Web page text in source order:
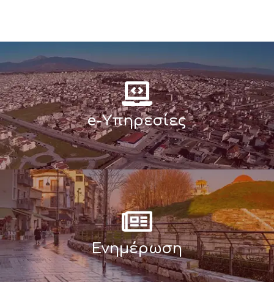
e-Υπηρεσίες
Ενημέρωση